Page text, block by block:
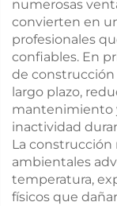
numerosas
convierten en
profesionales
confiables. En
de construcción
largo plazo,
mantenimiento
inactividad
La
ambientales
temperatura,
físicos que